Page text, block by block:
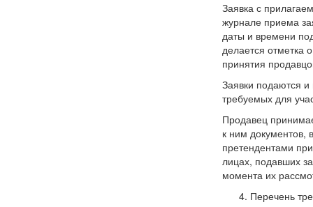
Заявка с
журнале приема
даты и времени
делается отметка
принятия
Заявки подаются
требуемых для
Продавец
к ним документов,
претендентами
лицах, подавших
момента их
Перечень